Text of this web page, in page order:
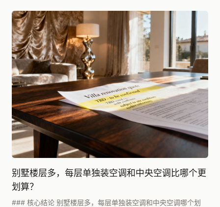
别墅楼层多，每层单独装空调和中央空调比哪个更
划算？
### 核心结论 别墅楼层多，每层单独装空调和中央空调哪个划